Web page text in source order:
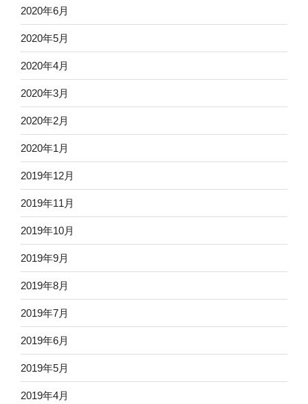
2020年6月
2020年5月
2020年4月
2020年3月
2020年2月
2020年1月
2019年12月
2019年11月
2019年10月
2019年9月
2019年8月
2019年7月
2019年6月
2019年5月
2019年4月